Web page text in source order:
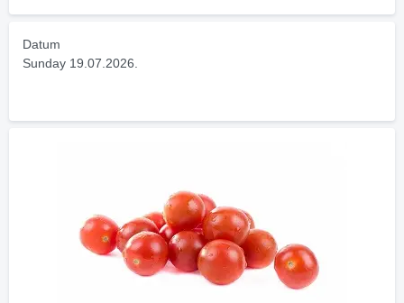
Datum
Sunday 19.07.2026.